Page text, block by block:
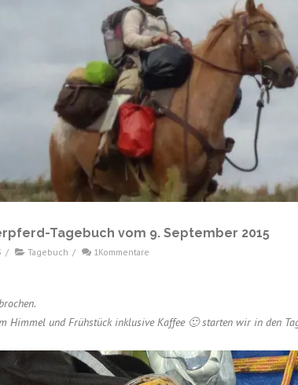
Tagebuch vom 9. September 2015
/ Tagebuch / 1Kommentare
Himmel und Frühstück inklusive Kaffee 🙂 starten wir in den